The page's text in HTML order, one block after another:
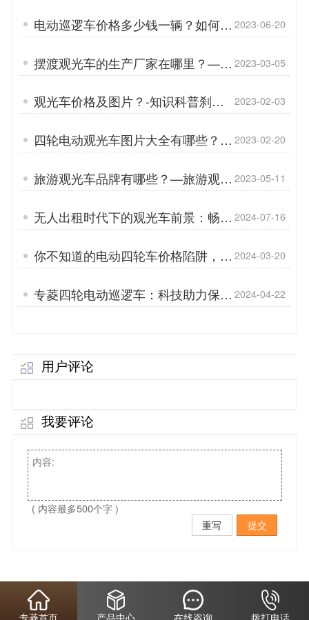
电动巡逻车价格多少钱一辆？如何正
确选购电动巡逻车「专菱」
2023-06-20
摆渡观光车的生产厂家在哪里？——
摆渡观光车的车型有哪几种？「专
菱」
2023-03-05
观光车价格及图片？-知识科普刹车
油管「专菱」
2023-02-03
四轮电动观光车图片大全有哪些？—
四轮电动观光车用什么电池好「专
菱」
2023-02-20
旅游观光车品牌有哪些？—旅游观光
车的发展现状如何？「专菱」
2023-05-11
无人出租时代下的观光车前景：畅享
无限可能「专菱」
2024-07-16
你不知道的电动四轮车价格陷阱，我
都踩过——品牌[专菱]
2024-03-20
专菱四轮电动巡逻车：科技助力保安
升级！「专菱」
2024-04-22
用户评论
我要评论
( 内容最多500个字 )
重写
提交